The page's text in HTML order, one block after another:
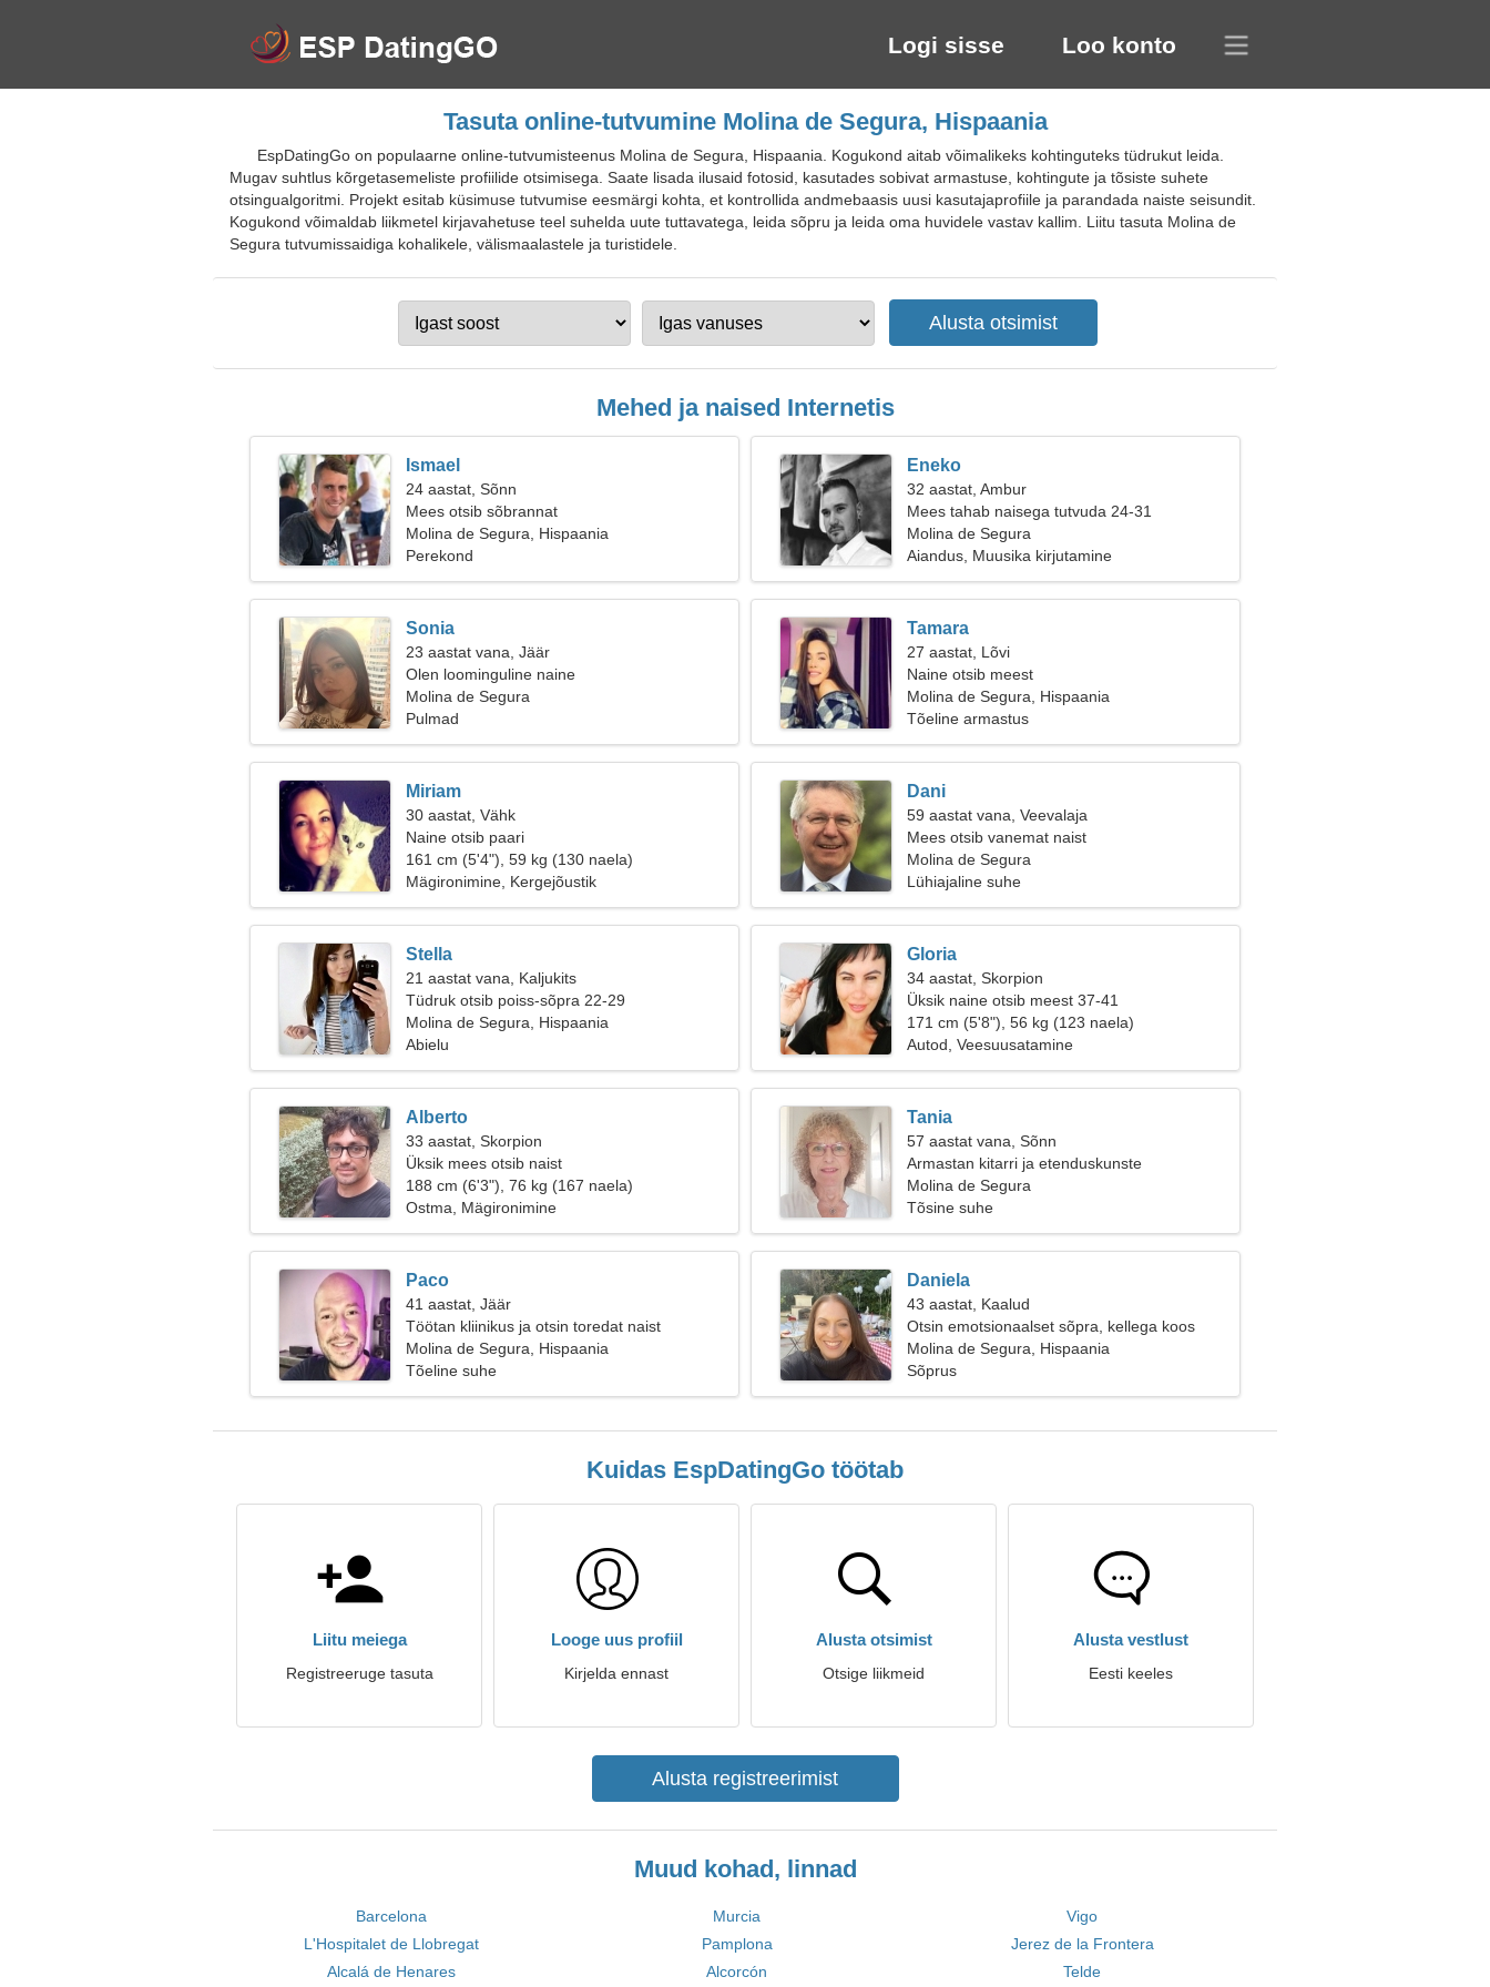
Logi sisse Loo konto
Tasuta online-tutvumine Molina de Segura, Hispaania
EspDatingGo on populaarne online-tutvumisteenus Molina de Segura, Hispaania. Kogukond aitab võimalikeks kohtinguteks tüdrukut leida.
Mugav suhtlus kõrgetasemeliste profiilide otsimisega. Saate lisada ilusaid fotosid, kasutades sobivat armastuse, kohtingute ja tõsiste suhete
otsingualgoritmi. Projekt esitab küsimuse tutvumise eesmärgi kohta, et kontrollida andmebaasis uusi kasutajaprofiile ja parandada naiste seisundit.
Kogukond võimaldab liikmetel kirjavahetuse teel suhelda uute tuttavatega, leida sõpru ja leida oma huvidele vastav kallim. Liitu tasuta Molina de
Segura tutvumissaidiga kohalikele, välismaalastele ja turistidele.
Mehed ja naised Internetis
Ismael
24 aastat, Sõnn
Mees otsib sõbrannat
Molina de Segura, Hispaania
Perekond
Eneko
32 aastat, Ambur
Mees tahab naisega tutvuda 24-31
Molina de Segura
Aiandus, Muusika kirjutamine
Sonia
23 aastat vana, Jäär
Olen loominguline naine
Molina de Segura
Pulmad
Tamara
27 aastat, Lõvi
Naine otsib meest
Molina de Segura, Hispaania
Tõeline armastus
Miriam
30 aastat, Vähk
Naine otsib paari
161 cm (5'4"), 59 kg (130 naela)
Mägironimine, Kergejõustik
Dani
59 aastat vana, Veevalaja
Mees otsib vanemat naist
Molina de Segura
Lühiajaline suhe
Stella
21 aastat vana, Kaljukits
Tüdruk otsib poiss-sõpra 22-29
Molina de Segura, Hispaania
Abielu
Gloria
34 aastat, Skorpion
Üksik naine otsib meest 37-41
171 cm (5'8"), 56 kg (123 naela)
Autod, Veesuusatamine
Alberto
33 aastat, Skorpion
Üksik mees otsib naist
188 cm (6'3"), 76 kg (167 naela)
Ostma, Mägironimine
Tania
57 aastat vana, Sõnn
Armastan kitarri ja etenduskunste
Molina de Segura
Tõsine suhe
Paco
41 aastat, Jäär
Töötan kliinikus ja otsin toredat naist
Molina de Segura, Hispaania
Tõeline suhe
Daniela
43 aastat, Kaalud
Otsin emotsionaalset sõpra, kellega koos
matkata
Molina de Segura, Hispaania
Sõprus
Kuidas EspDatingGo töötab
Liitu meiega
Registreeruge tasuta
Looge uus profiil
Kirjelda ennast
Alusta otsimist
Otsige liikmeid
Alusta vestlust
Eesti keeles
Alusta registreerimist
Muud kohad, linnad
Barcelona Murcia
Vigo
L'Hospitalet de Llobregat
Pamplona
Jerez de la Frontera
Alcalá de Henares
Alcorcón Telde